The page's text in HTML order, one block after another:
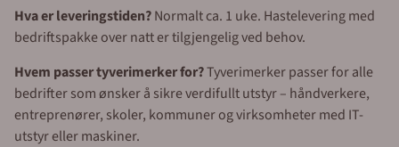
Hva er leveringstiden?Normalt ca. 1 uke. Hastelevering med
bedriftspakke over natt er tilgjengelig ved behov.
Hvem passer tyverimerker for?Tyverimerker passer for alle
bedrifter som ønsker å sikre verdifullt utstyr – håndverkere,
entreprenører, skoler, kommuner og virksomheter med IT-
utstyr eller maskiner.